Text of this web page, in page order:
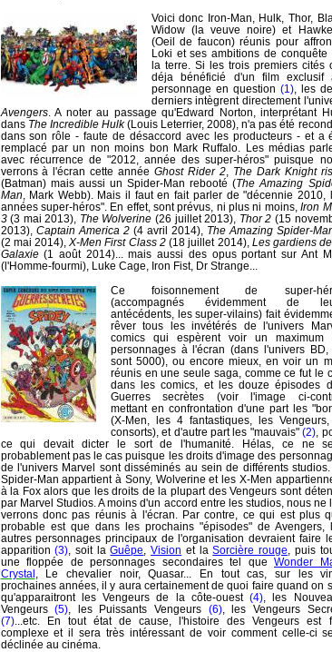
Voici donc Iron-Man, Hulk, Thor,
Widow (la veuve noire) et
(Oeil de faucon) réunis pour
Loki et ses ambitions de conquête
la terre. Si les trois premiers cités
déja bénéficié d'un film exclusif
personnage en question (1), les
derniers intègrent directement
Avengers. A noter au passage qu'Edward Norton, interprétant
dans The Incredible Hulk(Louis Leterrier, 2008), n'a pas été
dans son rôle - faute de désaccord avec les producteurs - et a
remplacé par un non moins bon Mark Ruffalo. Les médias
avec récurrence de "2012, année des super-héros" puisque
verrons à l'écran cette annéeGhost Rider 2, The Dark Knight
(Batman) mais aussi un Spider-Man rebooté (The Amazing
Man , Mark Webb). Mais il faut en fait parler de "décennie 2010,
années super-héros". En effet, sont prévus, ni plus ni moins,Iron
3(3 mai 2013), The Wolverine (26 juillet 2013), Thor 2 (15
2013), Captain America 2(4 avril 2014),
The Amazing Spider-
(2 mai 2014),X-Men First Class 2(18 juillet 2014), Les gardiens
Galaxie(1 août 2014)... mais aussi des opus portant sur Ant
(l'Homme-fourmi), Luke Cage, Iron Fist, Dr Strange...
Ce foisonnement de super-
(accompagnés évidemment de
antécédents, les super-vilains) fait
rêver tous les invétérés de l'univers
comics qui espèrent voir un maximum
personnages à l'écran (dans l'univers BD,
sont 5000), ou encore mieux, en voir un
réunis en une seule saga, comme ce fut le
dans les comics, et les douze épisodes
Guerres secrètes (voir l'image ci-
mettant en confrontation d'une part les
(X-Men, les 4 fantastiques, les
consorts), et d'autre part les "mauvais"(2) ,
ce qui devait dicter le sort de l'humanité. Hélas, ce ne
probablement pas le cas puisque les droits d'image des
de l'univers Marvel sont disséminés au sein de différents studios.
Spider-Man appartient à Sony, Wolverine et les X-Men
à la Fox alors que les droits de la plupart des Vengeurs sont
par Marvel Studios. A moins d'un accord entre les studios, nous ne
verrons donc pas réunis à l'écran. Par contre, ce qui est plus
probable est que dans les prochains "épisodes" de Avengers,
autres personnages principaux de l'organisation devraient faire
apparition(3) , soit laGuêpe ,Vision et laSorcière rouge , puis
une floppée de personnages secondaires tel que Wonder
Crystal , Le chevalier noir, Quasar... En tout cas, sur les
prochaines années, il y aura certainement de quoi faire quand on
qu'apparaitront les Vengeurs de la côte-ouest (4) , les
Vengeurs(5) , les Puissants Vengeurs (6), les Vengeurs
(7)...etc. En tout état de cause, l'histoire des Vengeurs est
complexe et il sera très intéressant de voir comment celle-ci
déclinée au cinéma.